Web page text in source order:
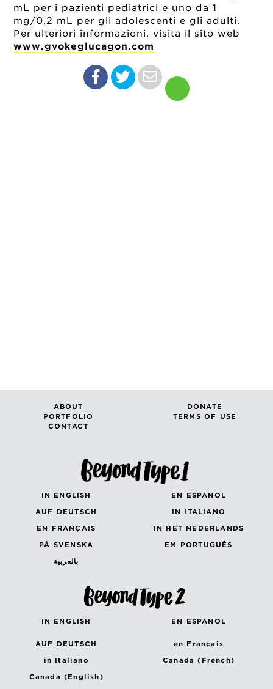
mL per i pazienti pediatrici e uno da 1
mg/0,2 mL per gli adolescenti e gli adulti.
Per ulteriori informazioni, visita il sito web
www.gvokeglucagon.com
ABOUT
DONATE
PORTFOLIO
TERMS OF USE
CONTACT
IN ENGLISH
EN ESPANOL
AUF DEUTSCH
IN ITALIANO
EN FRANÇAIS
IN HET NEDERLANDS
PÅ SVENSKA
EM PORTUGUÊS
بالعربية
IN ENGLISH EN ESPANOL
AUF DEUTSCH
en Français
in Italiano
Canada (French)
Canada (English)